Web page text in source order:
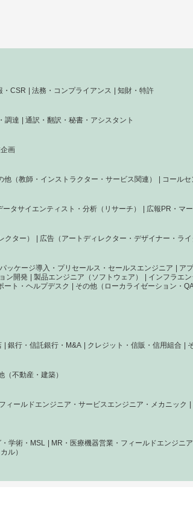
・CSR 法務・コンプライアンス 知財・特許
調達 通訳・翻訳・秘書・アシスタント
画
他（教師・インストラクター・サービス関連） コール
ータサイエンティスト・分析（リサーチ） 広報PR・マ
ター） 広告（アートディレクター・デザイナー・ライ
パッケージ導入・プリセールス・セールスエンジニア
ア
ン開発 製品エンジニア（ソフトウェア） インフラエ
ート・ヘルプデスク その他（ローカライゼーション・QA
銀行・信託銀行・M&A クレジット・信販・信用組合
（不動産・建築）
フィールドエンジニア・サービスエンジニア・メカニック
学術・MSL MR・医療機器営業・フィールドエンジニア
ル）